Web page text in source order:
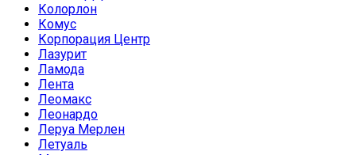
Колорлон
Комус
Корпорация Центр
Лазурит
Ламода
Лента
Леомакс
Леонардо
Леруа Мерлен
Летуаль